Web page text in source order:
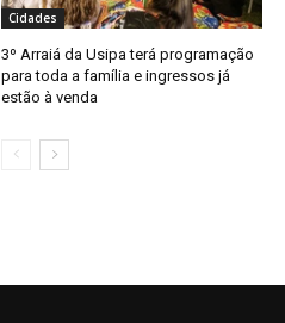
Cidades
3º Arraiá da Usipa terá programação
para toda a família e ingressos já
estão à venda